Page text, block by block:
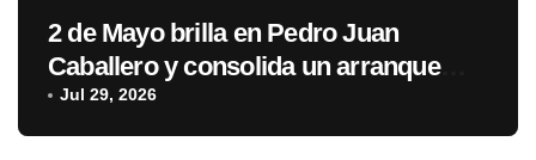
2 de Mayo brilla en Pedro Juan
Caballero y consolida un arranque
con puntaje perfecto
Jul 29, 2026